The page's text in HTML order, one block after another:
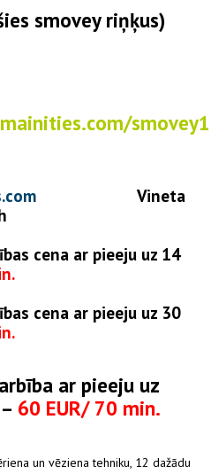
smovey riņķus)
smovey1
Vineta
cena ar pieeju uz 14
cena ar pieeju uz 30
ar pieeju uz
60 EUR/ 70 min.
un vēziena tehniku, 12 dažādu